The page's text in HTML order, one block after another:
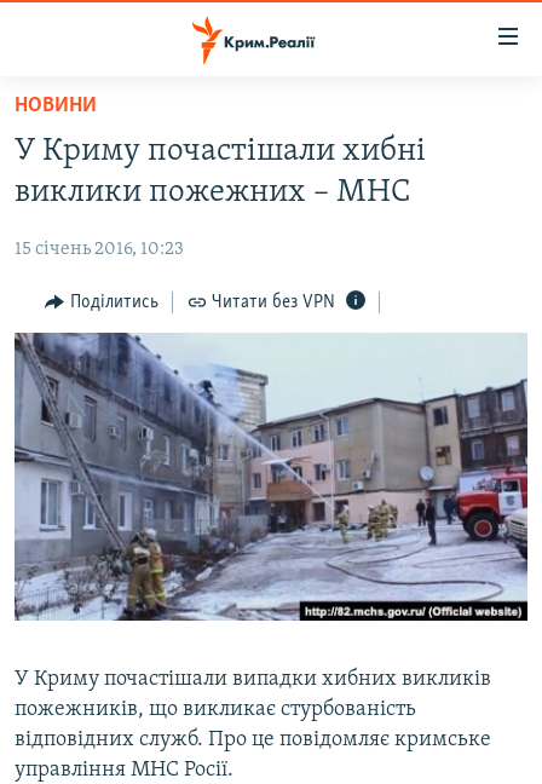
Перейти
основного
матеріалу
до
навігації
Перейти
пошуку
ВОДА.КРИМ
ПОЛІТИКА
БЛОГИ
ПОГЛЯД
ІНТЕРВ'Ю
ВСЕ ЗА ДЕНЬ
СПЕЦПРОЕКТИ
ДЕПОРТАЦІЯ
ВІДЕОУРОКИ «ELIFBE»
СВІДЧЕННЯ ОКУПАЦІЇ
ІНФОГРАФІКА
ЯК ОБІЙТИ БЛОКУВАННЯ
Русский
Qırımtatar
ДОЛУЧАЙСЯ!
НОВИНИ
У Криму почастішали хибні
виклики пожежних – МНС
15 січень 2016, 10:23
Поділитись Читати без VPN
У Криму почастішали випадки хибних викликів
пожежників, що викликає стурбованість
відповідних служб. Про це повідомляє кримське
управління МНС Росії.